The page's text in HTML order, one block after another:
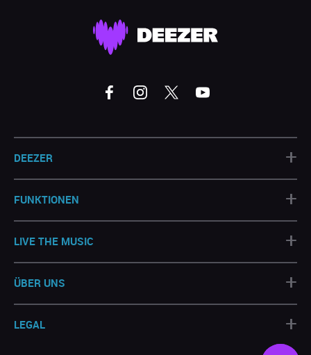
DEEZER +
FUNKTIONEN +
LIVE THE MUSIC +
ÜBER UNS +
LEGAL +